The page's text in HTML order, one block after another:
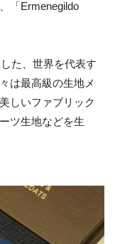
「Ermenegildo
た、世界を代表す
は最高級の生地メ
しいファブリック
ツ生地などを生